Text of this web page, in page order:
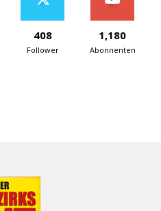
408
Follower
1,180
Abonnenten